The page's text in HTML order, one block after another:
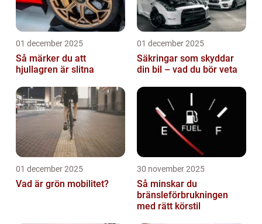
01 december 2025
Så märker du att
hjullagren är slitna
01 december 2025
Säkringar som skyddar
din bil – vad du bör veta
01 december 2025
Vad är grön mobilitet?
30 november 2025
Så minskar du
bränsleförbrukningen
med rätt körstil